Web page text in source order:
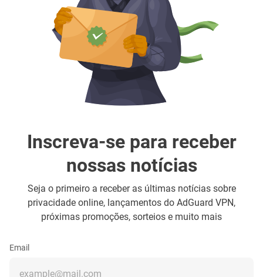
Inscreva-se para receber
nossas notícias
Seja o primeiro a receber as últimas notícias sobre
privacidade online, lançamentos do AdGuard VPN,
próximas promoções, sorteios e muito mais
Email